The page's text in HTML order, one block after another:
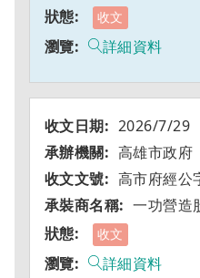
收文
詳細資料
2026/7/29
高雄市政府
高市府經公
一功營造
收文
詳細資料